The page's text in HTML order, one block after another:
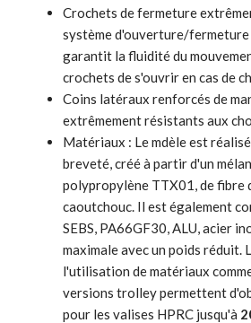
Crochets de fermeture
système d'ouverture/fermeture
garantit la fluidité du
crochets de s'ouvrir en cas de
Coins latéraux renforcés de
extrêmement résistants aux
Matériaux : Le mdèle est
breveté, créé à partir d'un
polypropylène TTX01, de fibre
caoutchouc. Il est également
SEBS, PA66GF30, ALU, acier
maximale avec un poids réduit.
l'utilisation de matériaux
versions trolley permettent
pour les valises HPRC jusqu'à